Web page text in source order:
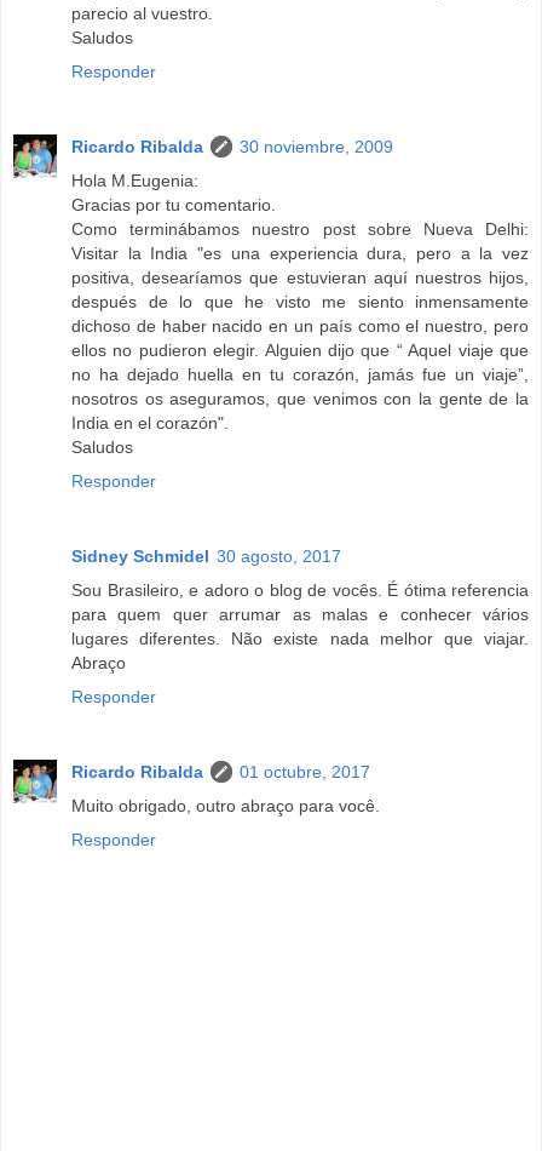
parecio al vuestro.
Saludos
Responder
Ricardo Ribalda
30 noviembre, 2009
Hola M.Eugenia:
Gracias por tu comentario.
Como terminábamos nuestro post sobre Nueva Delhi:
Visitar la India "es una experiencia dura, pero a la vez
positiva, desearíamos que estuvieran aquí nuestros hijos,
después de lo que he visto me siento inmensamente
dichoso de haber nacido en un país como el nuestro, pero
ellos no pudieron elegir. Alguien dijo que “ Aquel viaje que
no ha dejado huella en tu corazón, jamás fue un viaje”,
nosotros os aseguramos, que venimos con la gente de la
India en el corazón".
Saludos
Responder
Sidney Schmidel 30 agosto, 2017
Sou Brasileiro, e adoro o blog de vocês. É ótima referencia
para quem quer arrumar as malas e conhecer vários
lugares diferentes. Não existe nada melhor que viajar.
Abraço
Responder
Ricardo Ribalda
01 octubre, 2017
Muito obrigado, outro abraço para você.
Responder